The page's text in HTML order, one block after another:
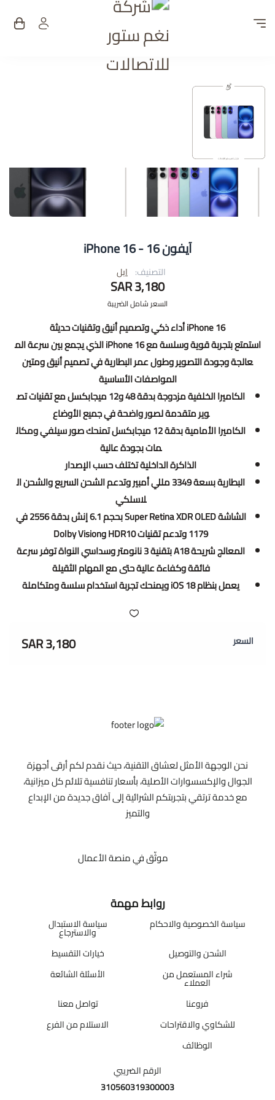
شركة نغم ستور
آيفون 16 - iPhone 16
التصنيف: ابل
3,180 SAR
السعر شامل الضريبة
iPhone 16 أداء ذكي وتصميم أنيق وتقنيات حديثة
استمتع بتجربة قوية وسلسة مع iPhone 16 الذي يجمع بين سرعة الم
عالجة وجودة التصوير وطول عمر البطارية في تصميم أنيق ومتين
المواصفات الأساسية
الكاميرا الخلفية مزدوجة بدقة 48 و12 ميجابكسل مع تقنيات تص
وير متقدمة لصور واضحة في جميع الأوضاع
الكاميرا الأمامية بدقة 12 ميجابكسل تمنحك صور سيلفي ومكال
مات بجودة عالية
الذاكرة الداخلية تختلف حسب الإصدار
البطارية بسعة 3349 مللي أمبير وتدعم الشحن السريع والشحن ال
لاسلكي
الشاشة Super Retina XDR OLED بحجم 6.1 إنش بدقة 2556 في
1179 وتدعم تقنيات HDR10 وDolby Vision
المعالج شريحة A18 بتقنية 3 نانومتر وسداسي النواة توفر سرعة
فائقة وكفاءة عالية حتى مع المهام الثقيلة
يعمل بنظام iOS 18 ويمنحك تجربة استخدام سلسة ومتكاملة
السعر 3,180 SAR
نحن الوجهة الأمثل لعشاق التقنية، حيث نقدم لكم أرقى أجهزة
الجوال والإكسسوارات الأصلية، بأسعار تنافسية تلائم كل ميزانية،
مع خدمة ترتقي بتجربتكم الشرائية إلى آفاق جديدة من الإبداع
والتميز
موثّق في منصة الأعمال
روابط مهمة
سياسة الخصوصية والاحكام سياسة الاستبدال
والاسترجاع
الشحن والتوصيل
خيارات التقسيط
شراء المستعمل من
العملاء
الأسئلة الشائعة
فروعنا
تواصل معنا
للشكاوي والاقتراحات
الاستلام من الفرع
الوظائف
الرقم الضريبي
310560319300003